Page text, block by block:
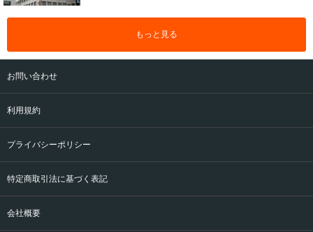
もっと見る
お問い合わせ
利用規約
プライバシーポリシー
特定商取引法に基づく表記
会社概要